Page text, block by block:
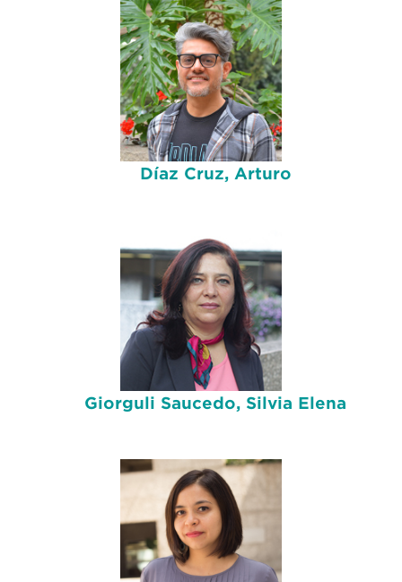
Díaz Cruz, Arturo
Giorguli Saucedo, Silvia Elena